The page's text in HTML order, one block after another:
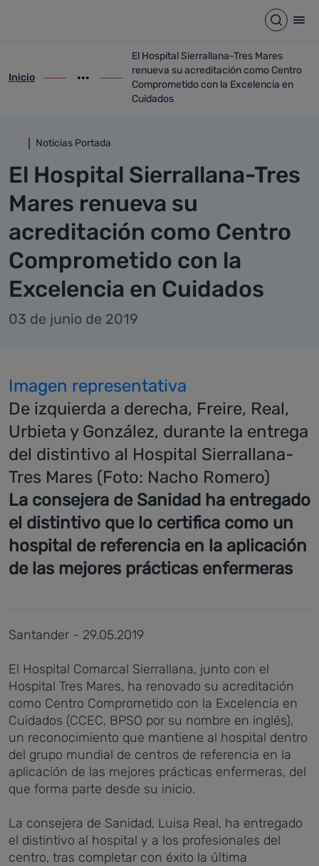
Abrir
ir-a inicio
Inicio
Mostrar opciones del camino de migas
ir-a El Hospital Sierrallana-Tres Mares
El Hospital Sierrallana-Tres Mares
renueva su acreditación como Centro
Comprometido con la Excelencia en
Cuidados
Noticias Portada
El Hospital Sierrallana-Tres
Mares renueva su
acreditación como Centro
Comprometido con la
Excelencia en Cuidados
03 de junio de 2019
Imagen representativa
De izquierda a derecha, Freire, Real,
Urbieta y González, durante la entrega
del distintivo al Hospital Sierrallana-
Tres Mares (Foto: Nacho Romero)
La consejera de Sanidad ha entregado
el distintivo que lo certifica como un
hospital de referencia en la aplicación
de las mejores prácticas enfermeras
Santander - 29.05.2019
El Hospital Comarcal Sierrallana, junto con el
Hospital Tres Mares, ha renovado su acreditación
como Centro Comprometido con la Excelencia en
Cuidados (CCEC, BPSO por su nombre en inglés),
un reconocimiento que mantiene al hospital dentro
del grupo mundial de centros de referencia en la
aplicación de las mejores prácticas enfermeras, del
que forma parte desde su inicio.
La consejera de Sanidad, Luisa Real, ha entregado
el distintivo al hospital y a los profesionales del
centro, tras completar con éxito la última